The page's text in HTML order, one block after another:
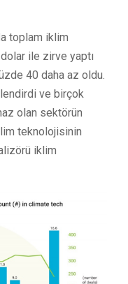
toplam iklim
ile zirve yaptı
40 daha az oldu.
ve birçok
olan sektörün
teknolojisinin
iklim